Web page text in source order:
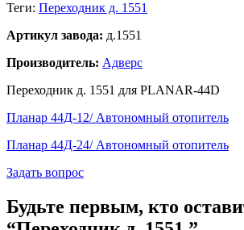
Теги: Переходник д. 1551
Артикул завода: д.1551
Производитель: Адверс
Переходник д. 1551 для PLANAR-44D
Планар 44Д-12/ Автономный отопитель
Планар 44Д-24/ Автономный отопитель
Задать вопрос
Будьте первым, кто